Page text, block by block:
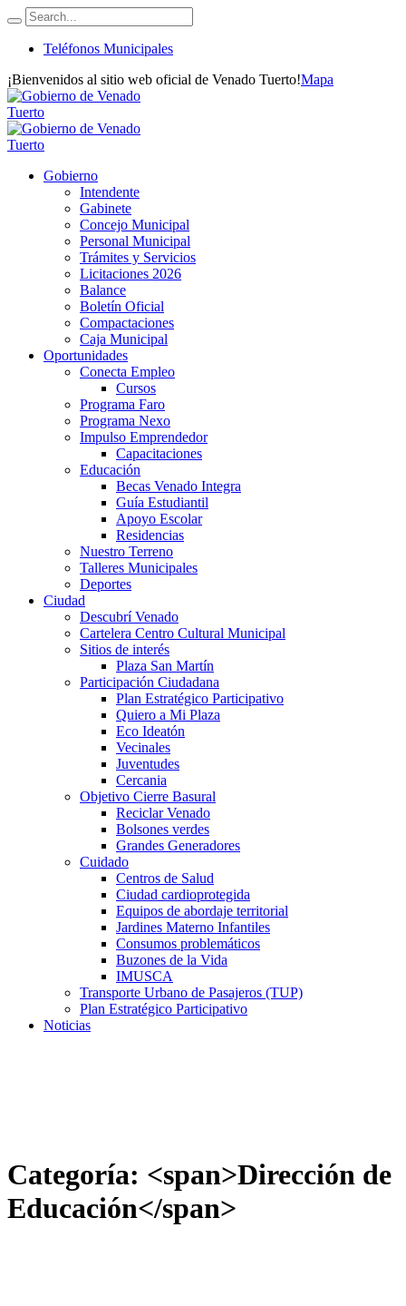
Teléfonos Municipales
¡Bienvenidos al sitio web oficial de Venado Tuerto!Mapa
Gobierno
Intendente
Gabinete
Concejo Municipal
Personal Municipal
Trámites y Servicios
Licitaciones 2026
Balance
Boletín Oficial
Compactaciones
Caja Municipal
Oportunidades
Conecta Empleo
Cursos
Programa Faro
Programa Nexo
Impulso Emprendedor
Capacitaciones
Educación
Becas Venado Integra
Guía Estudiantil
Apoyo Escolar
Residencias
Nuestro Terreno
Talleres Municipales
Deportes
Ciudad
Descubrí Venado
Cartelera Centro Cultural Municipal
Sitios de interés
Plaza San Martín
Participación Ciudadana
Plan Estratégico Participativo
Quiero a Mi Plaza
Eco Ideatón
Vecinales
Juventudes
Cercania
Objetivo Cierre Basural
Reciclar Venado
Bolsones verdes
Grandes Generadores
Cuidado
Centros de Salud
Ciudad cardioprotegida
Equipos de abordaje territorial
Jardines Materno Infantiles
Consumos problemáticos
Buzones de la Vida
IMUSCA
Transporte Urbano de Pasajeros (TUP)
Plan Estratégico Participativo
Noticias
Categoría: <span>Dirección de
Educación</span>